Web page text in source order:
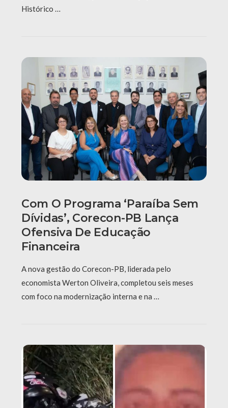
Histórico …
Com O Programa ‘Paraíba Sem
Dívidas’, Corecon-PB Lança
Ofensiva De Educação
Financeira
A nova gestão do Corecon-PB, liderada pelo
economista Werton Oliveira, completou seis meses
com foco na modernização interna e na …